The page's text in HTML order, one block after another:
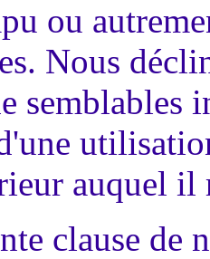
ou
Nous
semblables
auquel il
clause de